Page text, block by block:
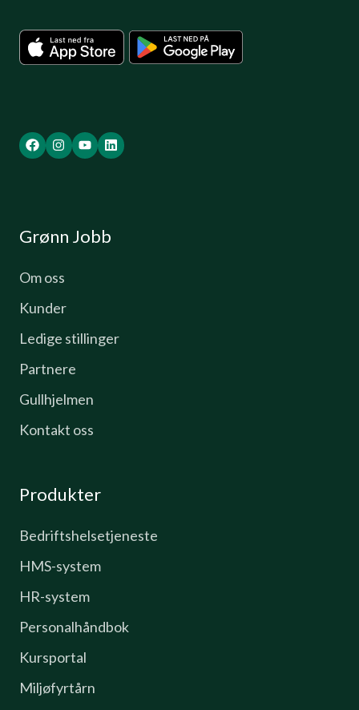
Grønn Jobb
Om oss
Kunder
Ledige stillinger
Partnere
Gullhjelmen
Kontakt oss
Produkter
Bedriftshelsetjeneste
HMS-system
HR-system
Personalhåndbok
Kursportal
Miljøfyrtårn